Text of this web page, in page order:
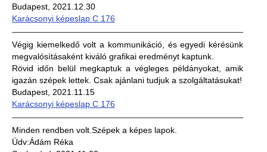
Budapest, 2021.12.30
Karácsonyi képeslap C 176
Végig kiemelkedő volt a kommunikáció, és egyedi kérésünk
megvalósításaként kiváló grafikai eredményt kaptunk.
Rövid időn belül megkaptuk a végleges példányokat, amik
igazán szépek lettek. Csak ajánlani tudjuk a szolgáltatásukat!
Budapest, 2021.11.15
Karácsonyi képeslap C 176
Minden rendben volt.Szépek a képes lapok.
Üdv:Ádám Réka